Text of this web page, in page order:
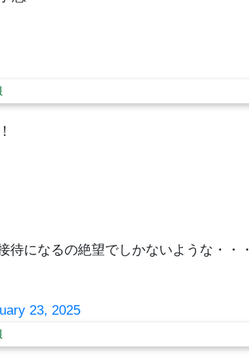
待になるの絶望でしかないような・・・
23, 2025